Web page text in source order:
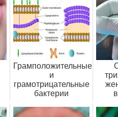
Грамположительные
и
грамотрицательные
бактерии